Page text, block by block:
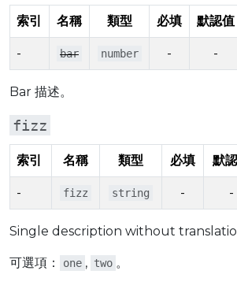
索引 名稱 類型 必填 默認值
- bar number - -
Bar 描述。
fizz
索引 名稱 類型 必填 默
- fizz string - -
Single description without
可選項： one , two 。